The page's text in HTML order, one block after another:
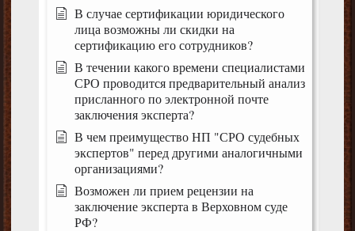
В случае сертификации юридического
лица возможны ли скидки на
сертификацию его сотрудников?
В течении какого времени специалистами
СРО проводится предварительный анализ
присланного по электронной почте
заключения эксперта?
В чем преимущество НП "СРО судебных
экспертов" перед другими аналогичными
организациями?
Возможен ли прием рецензии на
заключение эксперта в Верховном суде
РФ?